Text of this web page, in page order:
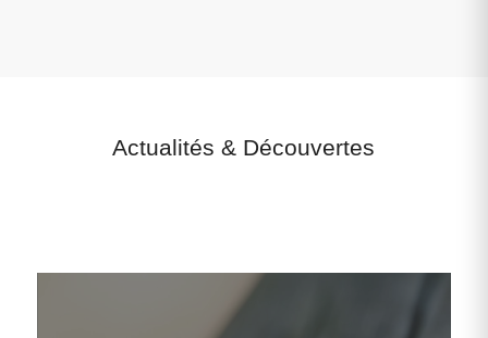
Actualités& Découvertes